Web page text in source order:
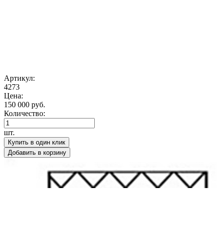
Артикул:
4273
Цена:
150 000 руб.
Количество:
шт.
Купить в один клик
Добавить в корзину